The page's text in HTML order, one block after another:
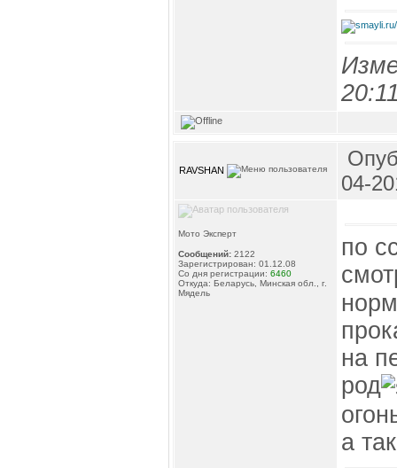
RAVSHAN
04-
Мото Эксперт
Сообщений: 2122
Зарегистрирован: 01.12.08
Со дня регистрации: 6460
Откуда: Беларусь, Минская обл., г.
Мядель
по
на
род
а